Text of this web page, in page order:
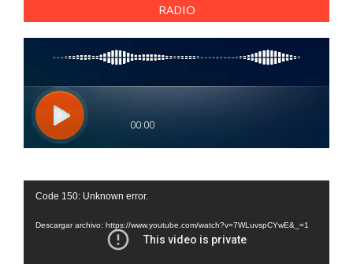
RADIO
Reproductor
vídeo
Code 150: Unknown error.
Descargar archivo: https://www.youtube.com/watch?v=7WLuvspCYwE&_=1